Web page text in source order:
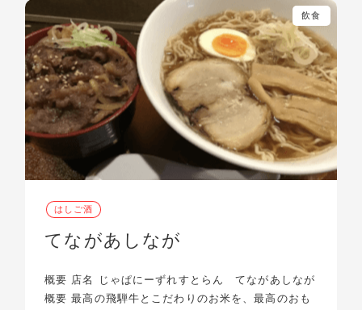
飲食
はしご酒
てながあしなが
概要 店名 じゃぱにーずれすとらん てながあしなが
概要 最高の飛騨牛とこだわりのお米を、最高のおも